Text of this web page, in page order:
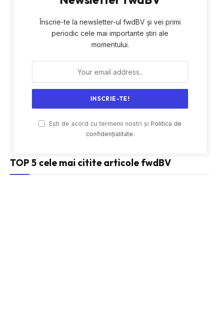
Înscrie-te la newsletter-ul fwdBV și vei primi
periodic cele mai importante știri ale
momentului.
Ești de acord cu termenii nostri și Politica de
confidențialitate.
TOP 5 cele mai citite articole fwdBV